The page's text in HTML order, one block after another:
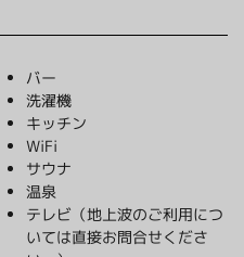
バー
洗濯機
キッチン
WiFi
サウナ
温泉
テレビ（地上波のご利用につ
いては直接お問合せくださ